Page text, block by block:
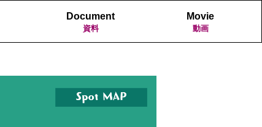
Document
資料
Movie
動画